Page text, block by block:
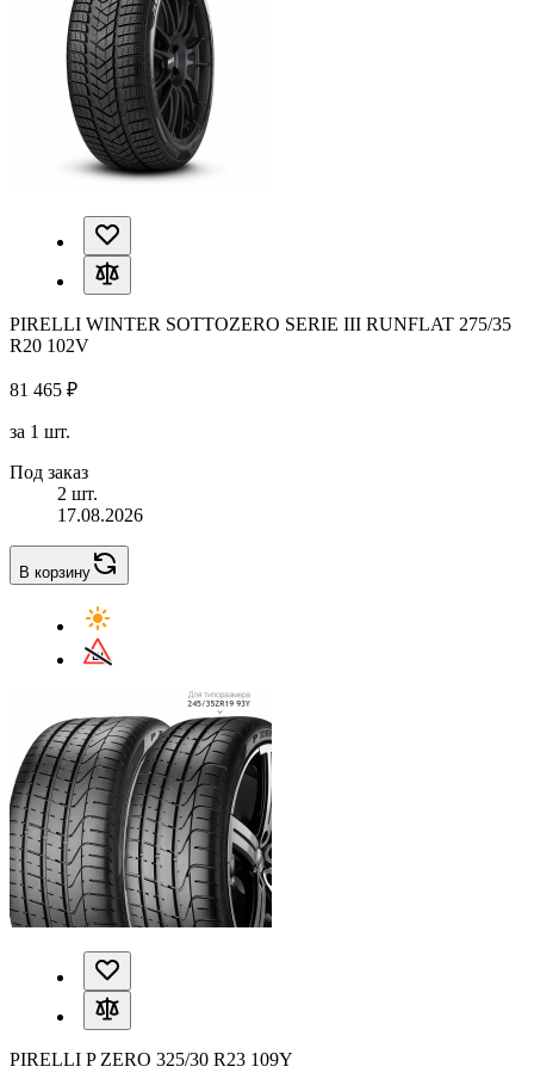
PIRELLI WINTER SOTTOZERO SERIE III RUNFLAT 275/35
R20 102V
81 465 ₽
за 1 шт.
Под заказ
2 шт.
17.08.2026
В корзину
PIRELLI P ZERO 325/30 R23 109Y